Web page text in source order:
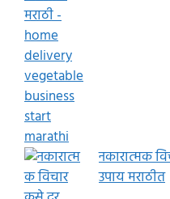
नकारात्मक
उपाय मराठीत